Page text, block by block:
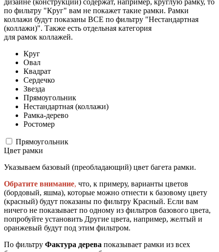
по фильтру "Круг" вам не покажет такие рамки. Рамки
коллажи будут показаны ВСЕ по фильтру "Нестандартная
(коллажи)". Также есть отдельная категория
для рамок коллажей.
Круг
Овал
Квадрат
Сердечко
Звезда
Прямоугольник
Нестандартная (коллажи)
Рамка-дерево
Ростомер
Прямоугольник
Цвет рамки
Указываем базовый (преобладающий) цвет багета рамки.
Обратите внимание, что, к примеру, варианты цветов
(бордовый, яшма), которые можно отнести к базовому цвету
(красный) будут показаны по фильтру Красный. Если вам
ничего не показывает по одному из фильтров базового цвета,
попробуйте установить Другие цвета, например, желтый и
оранжевый будут под этим фильтром.
По фильтру Фактура дерева показывает рамки из всех